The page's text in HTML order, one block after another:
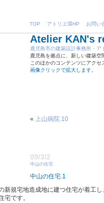
TOP アトリエ環HP お問い
Atelier KAN's
鹿児島市の建築設計事務所・ア
鹿児島を拠点に、新しい建築空
このほかのコンテンツにアクセ
画像クリックで拡大します。
« 上山病院.10
09/3/2
中山の住宅
中山の住宅.1
新規宅地造成地に建つ住宅が着工
宅です。